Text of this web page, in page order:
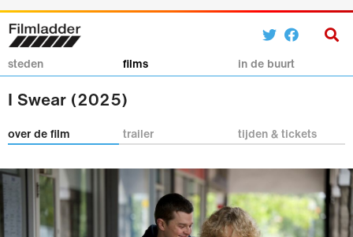
steden films in de buurt
I Swear (2025)
over de film trailer tijden & tickets